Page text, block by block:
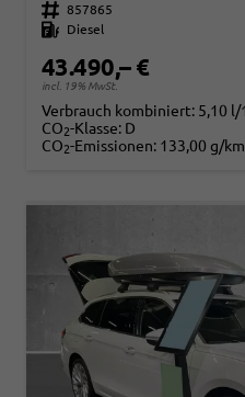
Fahrzeugnr. 857865
Kraftstoff
Diesel
43.490,– €
incl. 19% MwSt.
Verbrauch kombiniert: 5,10 l/
CO2-Klasse: D
CO2-Emissionen: 133,00 g/km